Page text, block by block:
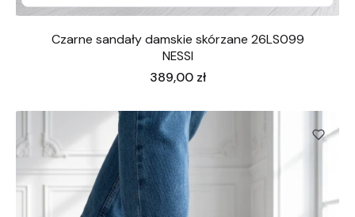
Czarne sandały damskie skórzane 26LS099
NESSI
Cena
389,00 zł